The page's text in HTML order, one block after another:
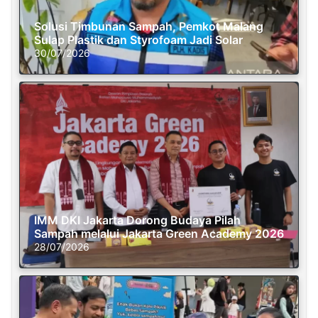
Solusi Timbunan Sampah, Pemkot Malang
Sulap Plastik dan Styrofoam Jadi Solar
30/07/2026
IMM DKI Jakarta Dorong Budaya Pilah
Sampah melalui Jakarta Green Academy 2026
28/07/2026